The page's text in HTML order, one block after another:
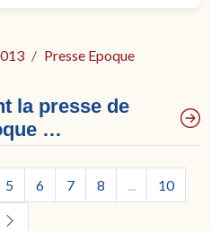
Presse Epoque
la presse de
…
5 6 7 8 ... 10